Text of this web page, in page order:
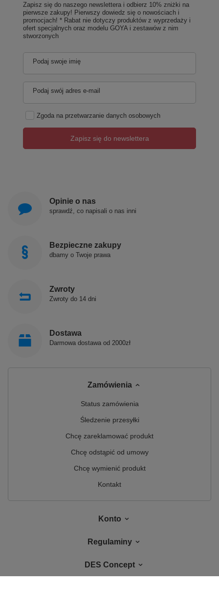
Zapisz się do naszego newslettera i odbierz 10% zniżki na
pierwsze zakupy! Pierwszy dowiedz się o nowościach i
promocjach! * Rabat nie dotyczy produktów z wyprzedaży i
ofert specjalnych oraz modelu GOYA i zestawów z nim
stworzonych
Podaj swoje imię
Podaj swój adres e-mail
Zgoda na przetwarzanie danych osobowych
Zapisz się do newslettera
Opinie o nas
sprawdź, co napisali o nas inni
Bezpieczne zakupy
dbamy o Twoje prawa
Zwroty
Zwroty do 14 dni
Dostawa
Darmowa dostawa od 2000zł
Zamówienia
Status zamówienia
Śledzenie przesyłki
Chcę zareklamować produkt
Chcę odstąpić od umowy
Chcę wymienić produkt
Kontakt
Konto
Regulaminy
DES Concept